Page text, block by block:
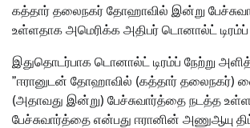
கத்தார் தலைநகர் தோஹாவில் இன்று
உள்ளதாக அமெரிக்க அதிபர் டொனால்ட் டிரம்ப்
இதுதொடர்பாக டொனால்ட் டிரம்ப் நேற்று
”ஈரானுடன் தோஹாவில் (கத்தார் தலைநகர்)
(அதாவது இன்று) பேச்சுவார்த்தை நடத்த
பேச்சுவார்த்தை என்பது ஈரானின் அணுஆயு